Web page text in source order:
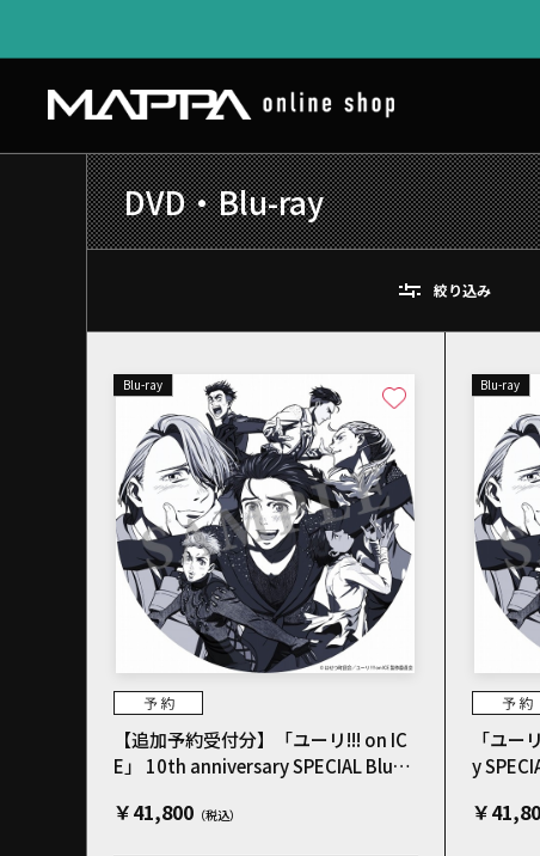
DVD・Blu-ray
絞り込み
Blu-ray
【追加予約受付分】「ユーリ!!! on IC
E」 10th anniversary SPECIAL Blu-r
月下旬以降お届け】
￥41,800
Blu-ray
「ユーリ
y
￥